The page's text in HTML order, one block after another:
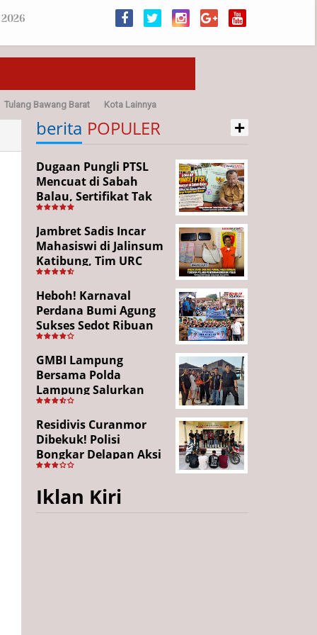
Tulang Bawang Barat Kota Lainnya
berita POPULER +
Dugaan Pungli PTSL
Mencuat di Sabah
Balau, Sertifikat Tak
Kunjung Diterima,
Warga Tempuh Jalur
Hukum
Jambret Sadis Incar
Mahasiswi di Jalinsum
Katibung, Tim URC
Ringkus Pelaku dan
Sita Barang Bukti
Heboh! Karnaval
Perdana Bumi Agung
Sukses Sedot Ribuan
Penonton, Enam
Lingkungan Tampil All
Out
GMBI Lampung
Bersama Polda
Lampung Salurkan
Puluhan Paket
Sembako di
Bakauheni, Wujud
Kepedulian Sambut
HUT RI ke-81
Residivis Curanmor
Dibekuk! Polisi
Bongkar Delapan Aksi
Pencurian di
Pelaku Ditangkap
Iklan Kiri